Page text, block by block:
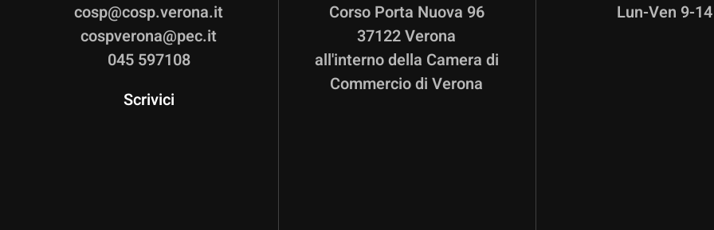
cosp@cosp.verona.it
cospverona@pec.it
045 597108
Scrivici
Corso Porta Nuova 96
37122 Verona
all'interno della Camera di
Commercio di Verona
Lun-Ven 9-14